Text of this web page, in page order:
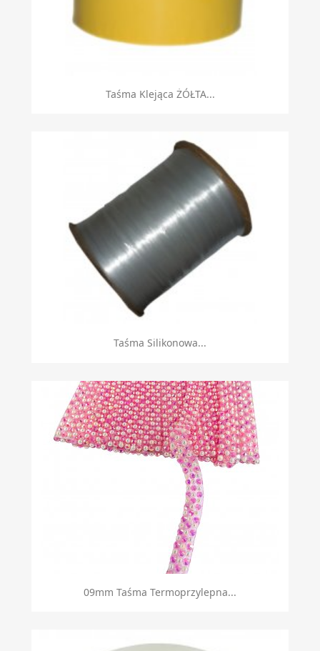
Taśma Klejąca ŻÓŁTA...
Taśma Silikonowa...
09mm Taśma Termoprzylepna...